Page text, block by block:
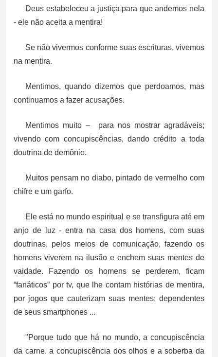
Deus estabeleceu a justiça para que andemos nela
- ele não aceita a mentira!
Se não vivermos conforme suas escrituras, vivemos
na mentira.
Mentimos, quando dizemos que perdoamos, mas
continuamos a fazer acusações.
Mentimos muito – para nos mostrar agradáveis;
vivendo com concupiscências, dando crédito a toda
doutrina de demônio.
Muitos pensam no diabo, pintado de vermelho com
chifre e um garfo.
Ele está no mundo espiritual e se transfigura até em
anjo de luz - entra na casa dos homens, com suas
doutrinas, pelos meios de comunicação, fazendo os
homens viverem na ilusão e enchem suas mentes de
vaidade. Fazendo os homens se perderem, ficam
“fanáticos” por tv, que lhe contam histórias de mentira,
por jogos que cauterizam suas mentes; dependentes
de seus smartphones ...
"Porque tudo que há no mundo, a concupiscência
da carne, a concupiscência dos olhos e a soberba da